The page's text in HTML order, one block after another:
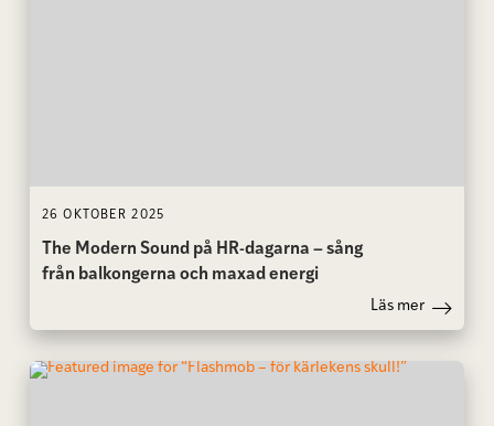
26 OKTOBER 2025
The Modern Sound på HR-dagarna – sång
från balkongerna och maxad energi
Läs mer